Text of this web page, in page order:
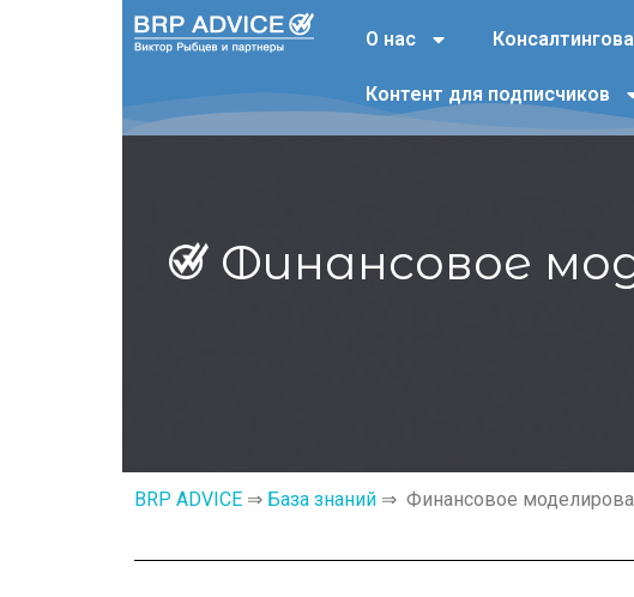
О нас
Контент для подписчиков
Финансовое
BRP ADVICE ⇒ База знаний ⇒ Финансовое